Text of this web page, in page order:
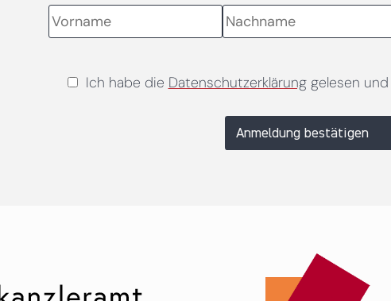
Ich habe die Datenschutzerklärunggelesen
Anmeldung bestätigen